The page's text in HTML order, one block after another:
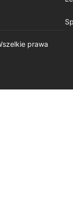
prawa